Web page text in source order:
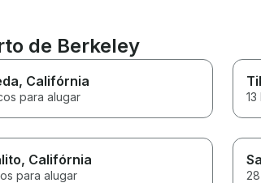
de Berkeley
, Califórnia
para alugar
, Califórnia
para alugar